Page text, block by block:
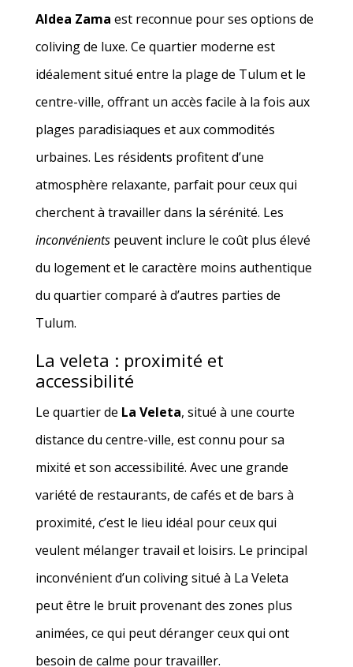
Aldea Zama est reconnue pour ses options de
coliving de luxe. Ce quartier moderne est
idéalement situé entre la plage de Tulum et le
centre-ville, offrant un accès facile à la fois aux
plages paradisiaques et aux commodités
urbaines. Les résidents profitent d’une
atmosphère relaxante, parfait pour ceux qui
cherchent à travailler dans la sérénité. Les
inconvénientspeuvent inclure le coût plus élevé
du logement et le caractère moins authentique
du quartier comparé à d’autres parties de
Tulum.
La veleta : proximité et
accessibilité
Le quartier de La Veleta, situé à une courte
distance du centre-ville, est connu pour sa
mixité et son accessibilité. Avec une grande
variété de restaurants, de cafés et de bars à
proximité, c’est le lieu idéal pour ceux qui
veulent mélanger travail et loisirs. Le principal
inconvénient d’un coliving situé à La Veleta
peut être le bruit provenant des zones plus
animées, ce qui peut déranger ceux qui ont
besoin de calme pour travailler.